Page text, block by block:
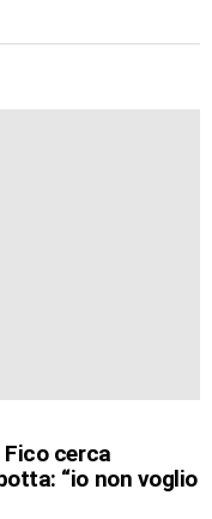
Fico cerca
“io non voglio